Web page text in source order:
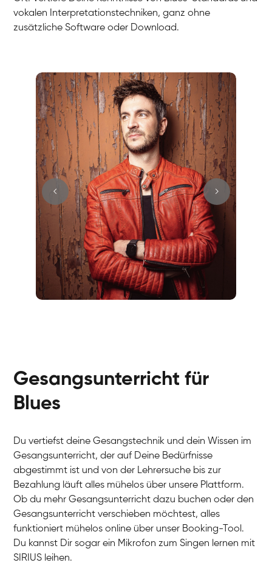
vokalen Interpretationstechniken, ganz ohne
zusätzliche Software oder Download.
Stefan
Gesang / Vocal
Gesang / Vocal
Anna
Gesang / Vocal
Gesang / Vocal
Patricia
Birga
Ondřej
Sonja
Giulia
Linda
Dirk
Mehira
Klara
Martina
Gesangsunterricht für
Blues
Du vertiefst deine Gesangstechnik und dein Wissen im
Gesangsunterricht, der auf Deine Bedürfnisse
abgestimmt ist und von der Lehrersuche bis zur
Bezahlung läuft alles mühelos über unsere Plattform.
Ob du mehr Gesangsunterricht dazu buchen oder den
Gesangsunterricht verschieben möchtest, alles
funktioniert mühelos online über unser Booking-Tool.
Du kannst Dir sogar ein Mikrofon zum Singen lernen mit
SIRIUS leihen.